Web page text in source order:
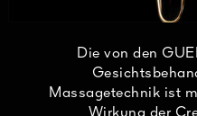
Die von den
Massagetechnik ist